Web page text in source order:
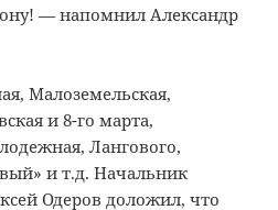
— напомнил Александр
Малоземельская,
и 8-го марта,
Лангового,
и т.д. Начальник
Одеров доложил, что